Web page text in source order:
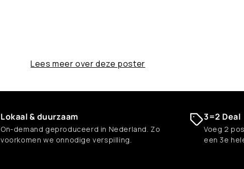
Lees meer over deze poster
Lokaal & duurzaam
On-demand geproduceerd in Nederland. Zo
voorkomen we onnodige verspilling.
3=2 Deal
Voeg 2
een 3e